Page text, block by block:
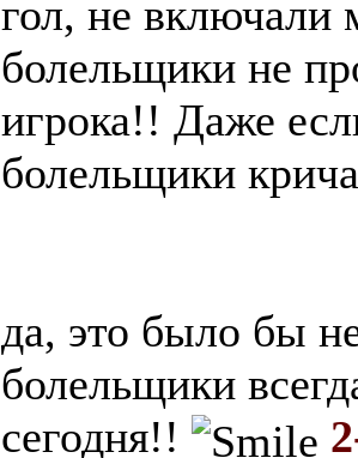
гол, не включали
болельщики не
игрока!! Даже
болельщики
да, это было бы
болельщики
сегодня!!